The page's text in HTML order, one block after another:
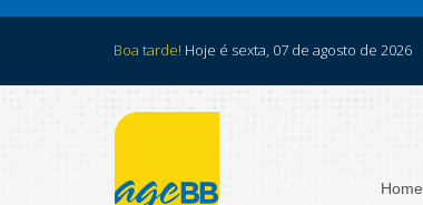
Boa tarde! Hoje é sexta, 07 de agosto de 2026
Home